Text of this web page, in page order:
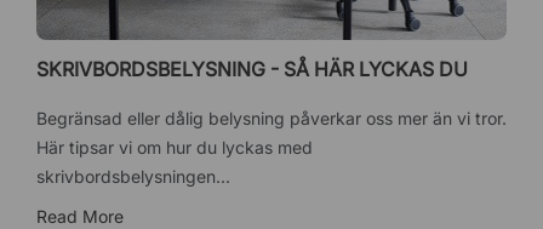
SKRIVBORDSBELYSNING - SÅ HÄR LYCKAS DU
Begränsad eller dålig belysning påverkar oss mer än vi tror.
Här tipsar vi om hur du lyckas med
skrivbordsbelysningen...
Read More